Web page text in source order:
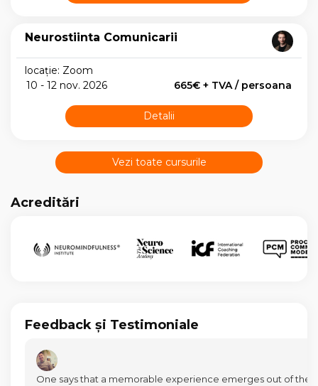
Neurostiinta Comunicarii
locație: Zoom
10 - 12 nov. 2026
665€ + TVA / persoana
Detalii
Vezi toate cursurile
Acreditări
Feedback și Testimoniale